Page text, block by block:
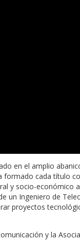
en el amplio
cada título
y socio-económico
un Ingeniero de
proyectos
y la